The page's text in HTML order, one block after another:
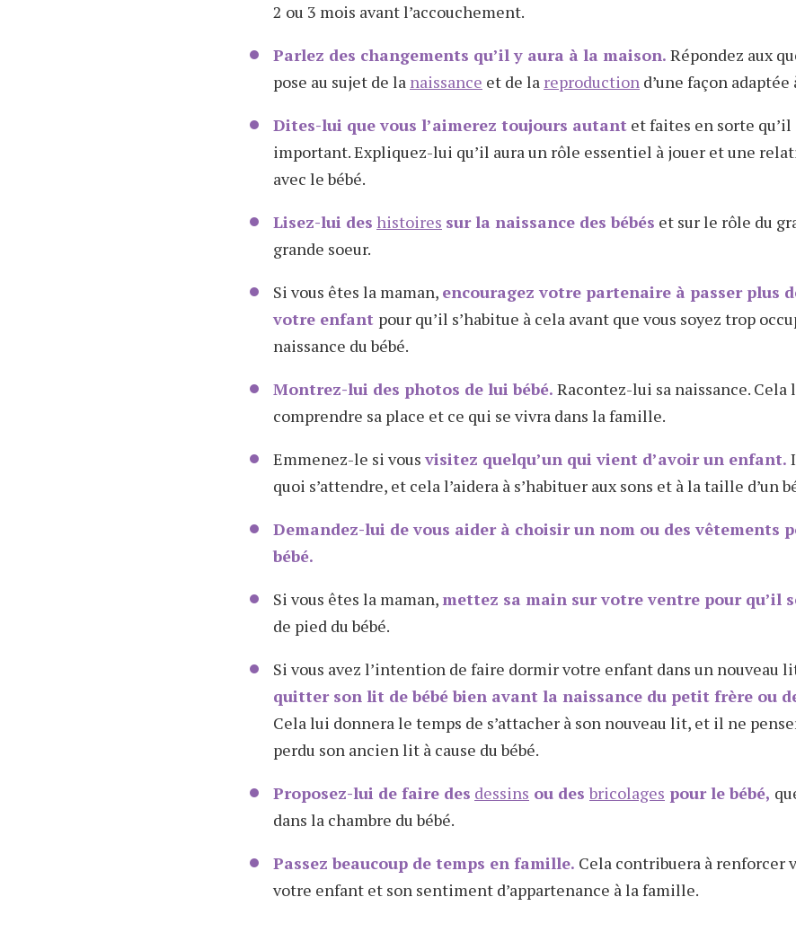
2 ou 3 mois avant l’accouchement.
Parlez des changements qu’il y aura à la maison. Répondez aux
pose au sujet de la naissance et de la reproduction d’une façon adaptée
Dites-lui que vous l’aimerez toujours autant et faites en sorte qu’il
important. Expliquez-lui qu’il aura un rôle essentiel à jouer et une
avec le bébé.
Lisez-lui des histoires sur la naissance des bébés et sur le rôle du
grande soeur.
Si vous êtes la maman, encouragez votre partenaire à passer plus
votre enfant pour qu’il s’habitue à cela avant que vous soyez trop
naissance du bébé.
Montrez-lui des photos de lui bébé. Racontez-lui sa naissance. Cela
comprendre sa place et ce qui se vivra dans la famille.
Emmenez-le si vous visitez quelqu’un qui vient d’avoir un enfant.
quoi s’attendre, et cela l’aidera à s’habituer aux sons et à la taille d’un
Demandez-lui de vous aider à choisir un nom ou des vêtements
bébé.
Si vous êtes la maman,mettez sa main sur votre ventre pour qu’il
de pied du bébé.
Si vous avez l’intention de faire dormir votre enfant dans un nouveau
quitter son lit de bébé bien avant la naissance du petit frère ou
Cela lui donnera le temps de s’attacher à son nouveau lit, et il ne
perdu son ancien lit à cause du bébé.
Proposez-lui de faire des dessins ou desbricolages pour le bébé,
dans la chambre du bébé.
Passez beaucoup de temps en famille. Cela contribuera à renforcer
votre enfant et son sentiment d’appartenance à la famille.